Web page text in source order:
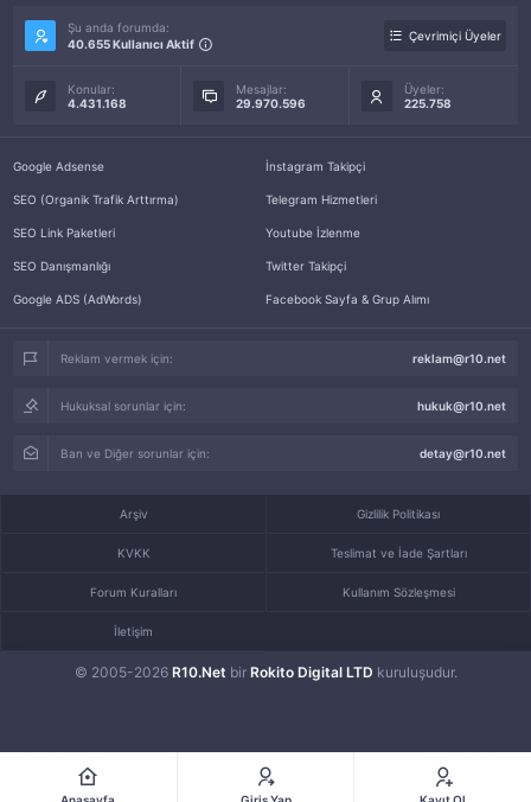
Şu anda forumda:
40.655 Kullanıcı Aktif
Çevrimiçi Üyeler
Konular:
4.431.168
Mesajlar:
29.970.596
Üyeler:
225.758
Google Adsense
SEO (Organik Trafik Arttırma)
SEO Link Paketleri
SEO Danışmanlığı
Google ADS (AdWords)
İnstagram Takipçi
Telegram Hizmetleri
Youtube İzlenme
Twitter Takipçi
Facebook Sayfa & Grup Alımı
Reklam vermek için: reklam@r10.net
Hukuksal sorunlar için: hukuk@r10.net
Ban ve Diğer sorunlar için: detay@r10.net
© 2005-2026 R10.Net bir Rokito Digital LTD kuruluşudur.
Arşiv Gizlilik Politikası
KVKK Teslimat ve İade Şartları
Forum Kuralları Kullanım Sözleşmesi
İletişim